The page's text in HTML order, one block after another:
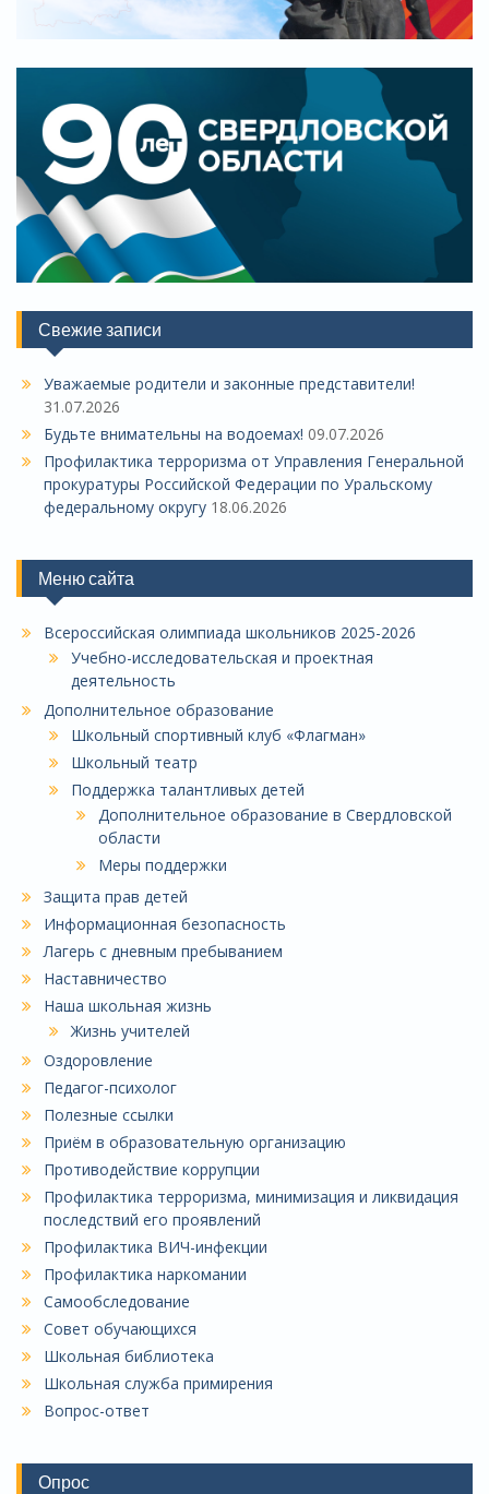
Свежие записи
Уважаемые родители и законные представители!
31.07.2026
Будьте внимательны на водоемах! 09.07.2026
Профилактика терроризма от Управления Генеральной
прокуратуры Российской Федерации по Уральскому
федеральному округу 18.06.2026
Меню сайта
Всероссийская олимпиада школьников 2025-2026
Учебно-исследовательская и проектная
деятельность
Дополнительное образование
Школьный спортивный клуб «Флагман»
Школьный театр
Поддержка талантливых детей
Дополнительное образование в Свердловской
области
Меры поддержки
Защита прав детей
Информационная безопасность
Лагерь с дневным пребыванием
Наставничество
Наша школьная жизнь
Жизнь учителей
Оздоровление
Педагог-психолог
Полезные ссылки
Приём в образовательную организацию
Противодействие коррупции
Профилактика терроризма, минимизация и ликвидация
последствий его проявлений
Профилактика ВИЧ-инфекции
Профилактика наркомании
Самообследование
Совет обучающихся
Школьная библиотека
Школьная служба примирения
Вопрос-ответ
Опрос